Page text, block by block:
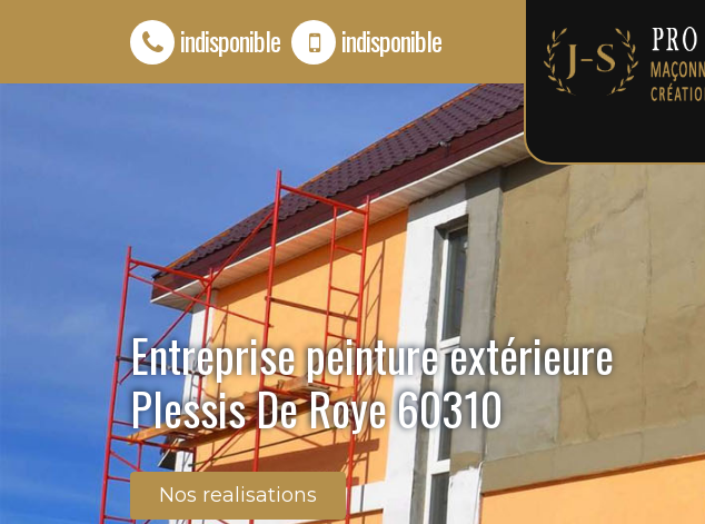
indisponible indisponible
Entreprise peinture extérieure
Plessis De Roye 60310
Nos realisations